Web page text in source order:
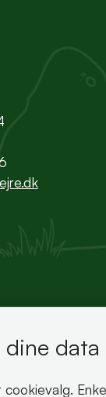
dine data
cookievalg.